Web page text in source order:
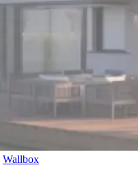
Wallbox